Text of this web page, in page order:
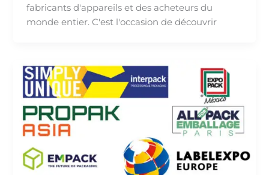
fabricants d'appareils et des acheteurs du
monde entier. C'est l'occasion de découvrir